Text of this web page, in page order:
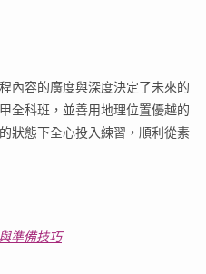
內容的廣度與深度決定了未來的
全科班，並善用地理位置優越的
狀態下全心投入練習，順利從素
準備技巧